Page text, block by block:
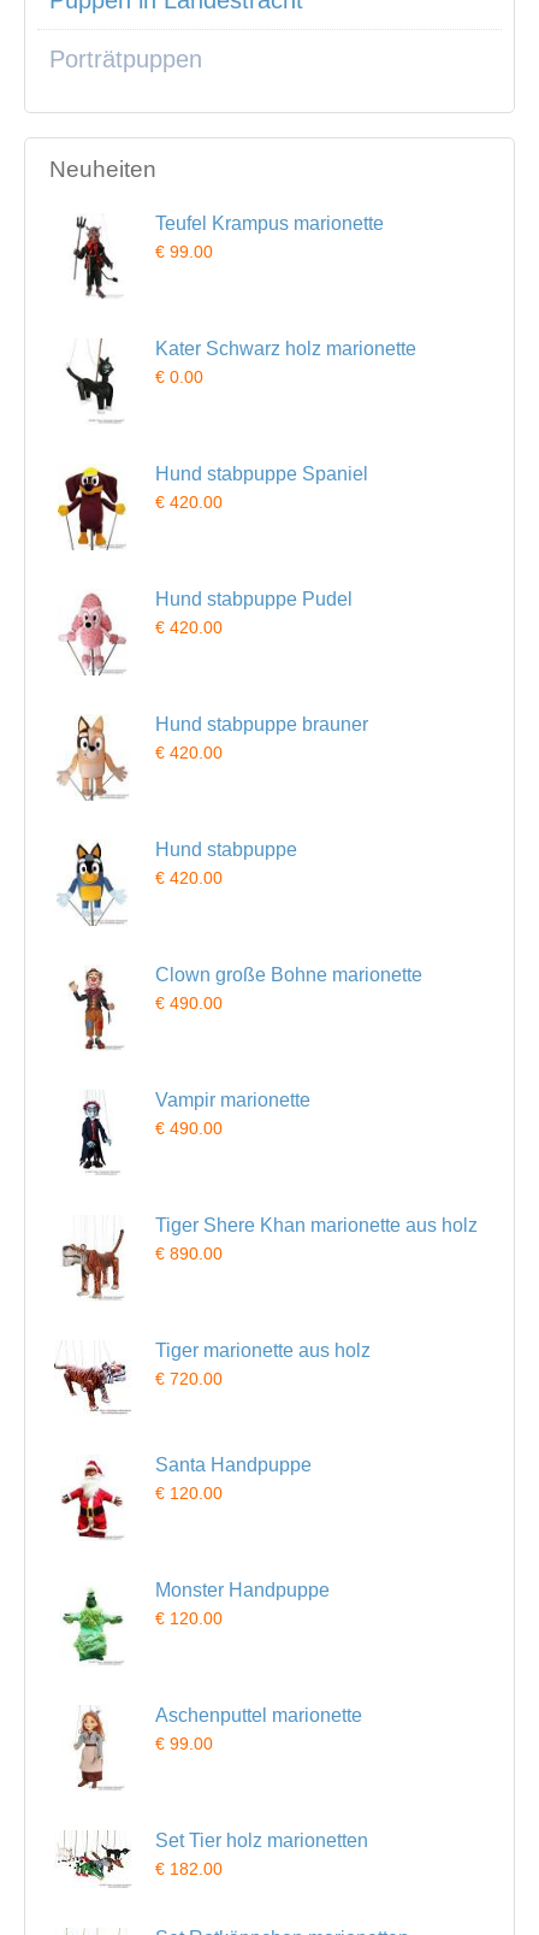
Porträtpuppen
Neuheiten
Teufel Krampus marionette
€ 99.00
Kater Schwarz holz marionette
€ 0.00
Hund stabpuppe Spaniel
€ 420.00
Hund stabpuppe Pudel
€ 420.00
Hund stabpuppe brauner
€ 420.00
Hund stabpuppe
€ 420.00
Clown große Bohne marionette
€ 490.00
Vampir marionette
€ 490.00
Tiger Shere Khan marionette aus holz
€ 890.00
Tiger marionette aus holz
€ 720.00
Santa Handpuppe
€ 120.00
Monster Handpuppe
€ 120.00
Aschenputtel marionette
€ 99.00
Set Tier holz marionetten
€ 182.00